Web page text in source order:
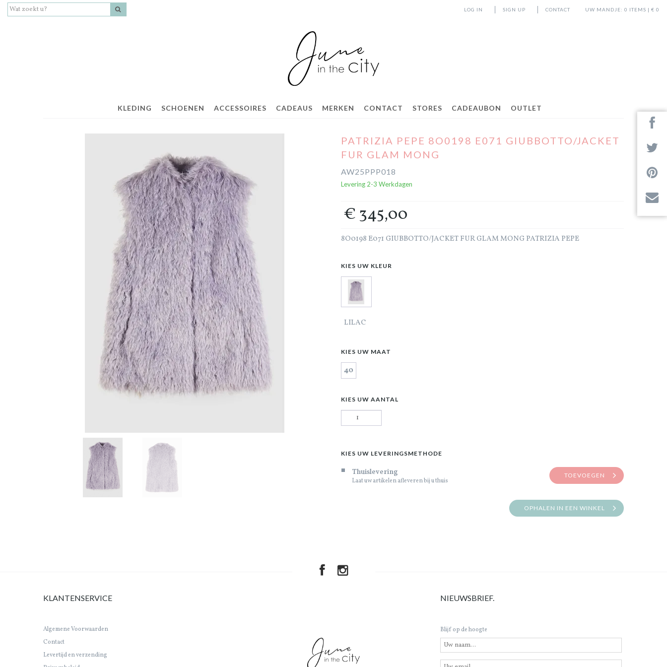
UW MANDJE: 0 ITEMS | € 0
LOG IN SIGN UP CONTACT
KLEDING SCHOENEN ACCESSOIRES CADEAUS MERKEN CONTACT STORES CADEAUBON OUTLET
PATRIZIA PEPE 8O0198 E071 GIUBBOTTO/JACKET
FUR GLAM MONG
AW25PPP018
Levering 2-3 Werkdagen
€ 345,00
8O0198 E071 GIUBBOTTO/JACKET FUR GLAM MONG PATRIZIA PEPE
KIES UW KLEUR
LILAC
KIES UW MAAT
40
KIES UW AANTAL
KIES UW LEVERINGSMETHODE
Thuislevering
Laat uw artikelen afleveren bij u thuis
TOEVOEGEN
OPHALEN IN EEN WINKEL
KLANTENSERVICE
Algemene Voorwaarden
Contact
Levertijd en verzending
NIEUWSBRIEF.
Blijf op de hoogte